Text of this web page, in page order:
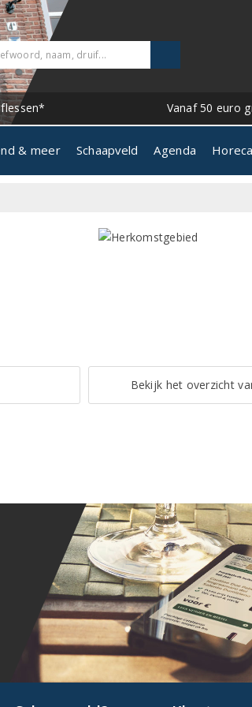
Vanaf 50 euro
& meer Schaapveld Agenda Horeca
Bekijk het overzicht